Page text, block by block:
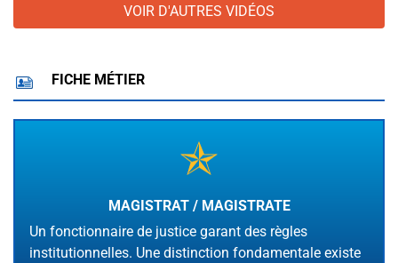
VOIR D'AUTRES VIDÉOS
FICHE MÉTIER
MAGISTRAT / MAGISTRATE
Un fonctionnaire de justice garant des règles
institutionnelles. Une distinction fondamentale existe